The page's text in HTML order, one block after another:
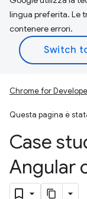
lingua preferita. Le
contenere errori.
Chrome for
Questa pagina è
Case
Angular